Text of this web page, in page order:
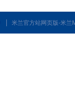
米兰官方站网页版-米兰